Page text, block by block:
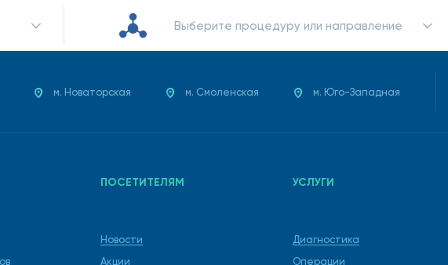
Выберите процедуру или направление
м. Новаторская м. Смоленская м. Юго-Западная
ПОСЕТИТЕЛЯМ
Новости
Акции
УСЛУГИ
Диагностика
Операции